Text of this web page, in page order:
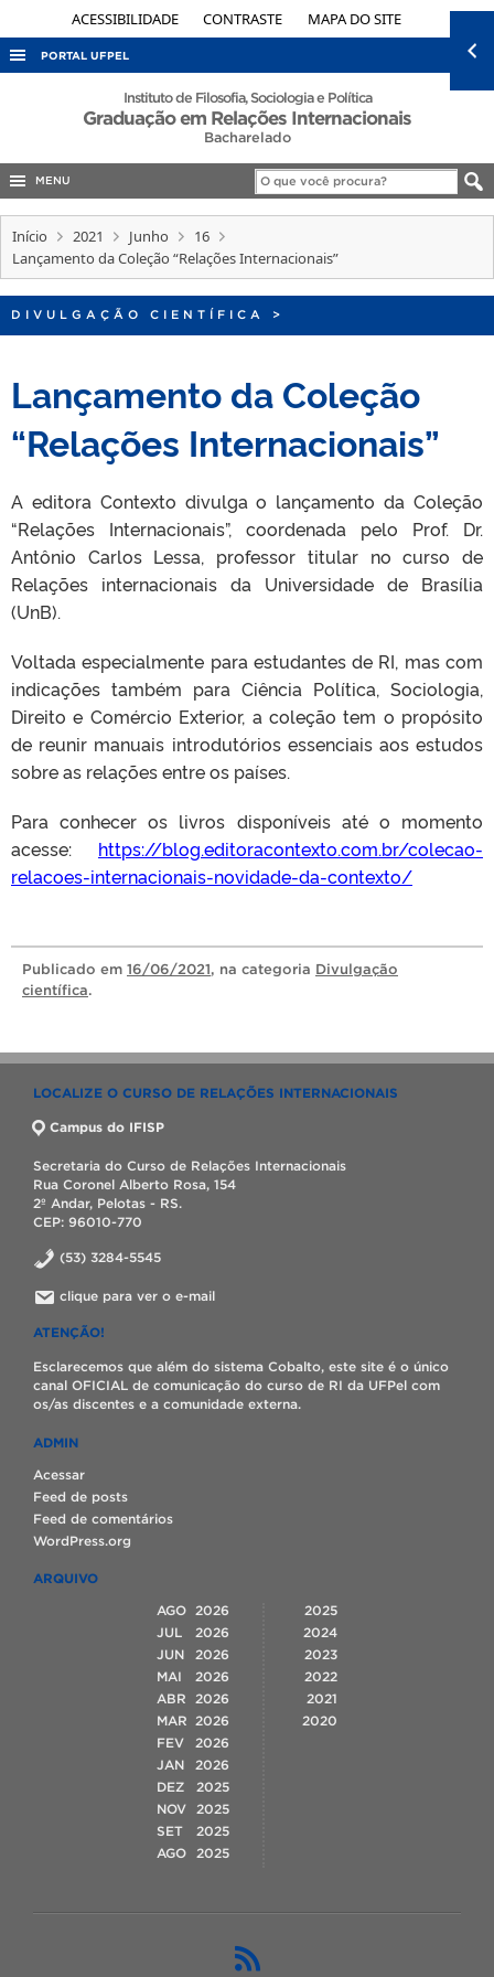
ACESSIBILIDADE CONTRASTE MAPA DO SITE
PORTAL UFPEL
ACESSO À INFORMAÇÃO
EDITAIS
INTERNACIONAL
OUVIDORIA
TELEFONES
Instituto de Filosofia, Sociologia e Política
Graduação em Relações Internacionais
Bacharelado
MENU
Início 2021 Junho
16
Lançamento da Coleção “Relações Internacionais”
DIVULGAÇÃO CIENTÍFICA >
Lançamento da Coleção
“Relações Internacionais”
A editora Contexto divulga o lançamento da Coleção
“Relações Internacionais”, coordenada pelo Prof. Dr.
Antônio Carlos Lessa, professor titular no curso de
Relações internacionais da Universidade de Brasília
(UnB).
Voltada especialmente para estudantes de RI, mas com
indicações também para Ciência Política, Sociologia,
Direito e Comércio Exterior, a coleção tem o propósito
de reunir manuais introdutórios essenciais aos estudos
sobre as relações entre os países.
Para conhecer os livros disponíveis até o momento
acesse: https://blog.editoracontexto.com.br/colecao-
relacoes-internacionais-novidade-da-contexto/
Publicado em 16/06/2021, na categoria Divulgação
científica.
LOCALIZE O CURSO DE RELAÇÕES INTERNACIONAIS
Campus do IFISP
Secretaria do Curso de Relações Internacionais
Rua Coronel Alberto Rosa, 154
2º Andar, Pelotas - RS.
CEP: 96010-770
(53) 3284-5545
clique para ver o e-mail
ATENÇÃO!
Esclarecemos que além do sistema Cobalto, este site é o único
canal OFICIAL de comunicação do curso de RI da UFPel com
os/as discentes e a comunidade externa.
ADMIN
Acessar
Feed de posts
Feed de comentários
WordPress.org
ARQUIVO
AGO
2026
JUL
2026
JUN
2026
MAI
2026
ABR
2026
MAR
2026
FEV
2026
JAN
2026
DEZ
2025
NOV
2025
SET
2025
AGO
2025
2025
2024
2023
2022
2021
2020